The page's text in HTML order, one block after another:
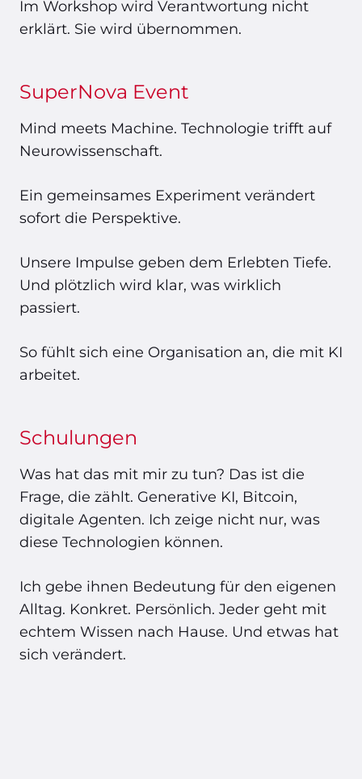
Im Workshop wird Verantwortung nicht
erklärt. Sie wird übernommen.
SuperNova Event
Mind meets Machine. Technologie trifft auf
Neurowissenschaft.
Ein gemeinsames Experiment verändert
sofort die Perspektive.
Unsere Impulse geben dem Erlebten Tiefe.
Und plötzlich wird klar, was wirklich
passiert.
So fühlt sich eine Organisation an, die mit KI
arbeitet.
Schulungen
Was hat das mit mir zu tun? Das ist die
Frage, die zählt. Generative KI, Bitcoin,
digitale Agenten. Ich zeige nicht nur, was
diese Technologien können.
Ich gebe ihnen Bedeutung für den eigenen
Alltag. Konkret. Persönlich. Jeder geht mit
echtem Wissen nach Hause. Und etwas hat
sich verändert.